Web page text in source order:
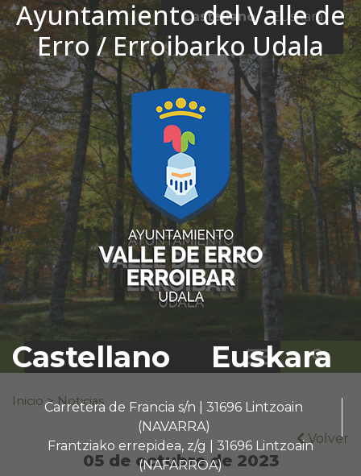
Ayuntamiento del Valle de
Erro / Erroibarko Udala
Castellano Euskara
Carretera de Francia s/n | 31696 Lintzoain
(NAVARRA)
Frantziako errepidea, z/g | 31696 Lintzoain
(NAFARROA)
Ir al contenido
Castellano
Euskara
El tiempo - Tutiempo.net
Buscar:
Inicio > Noticias
Volver
05 de octubre de 2023